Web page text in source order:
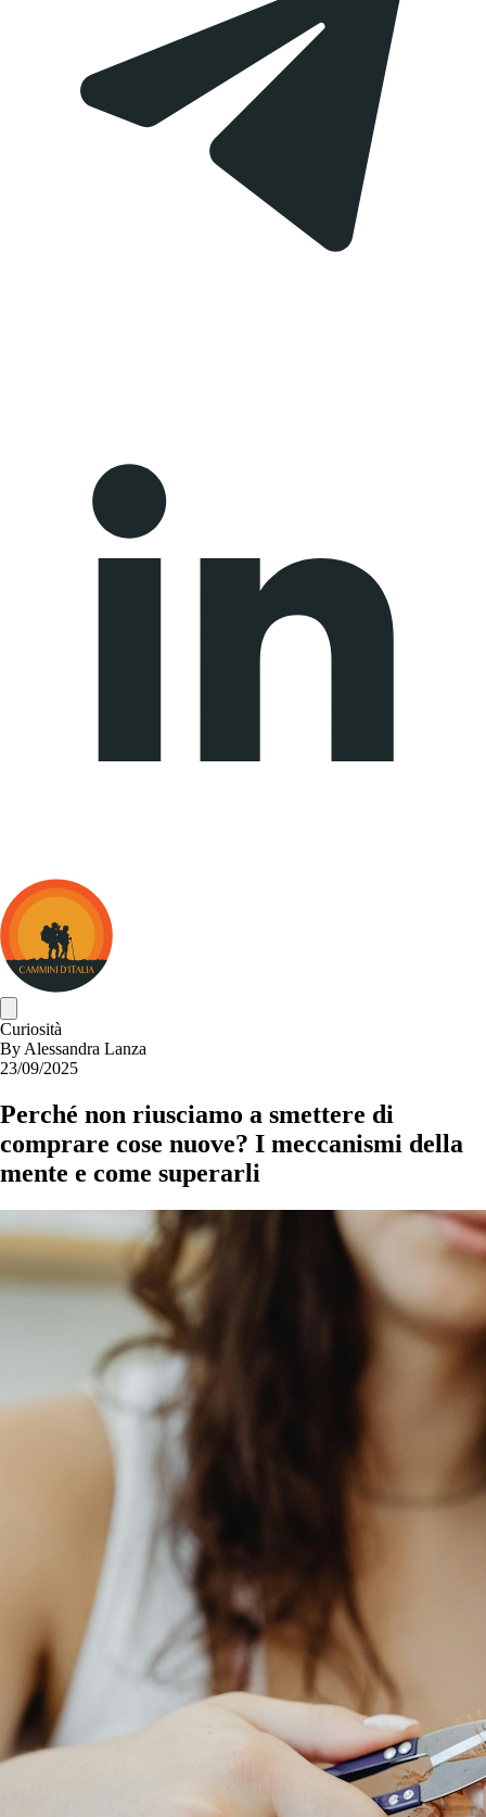
Cammini
d&#039;Italia
Curiosità
By Alessandra Lanza
23/09/2025
Perché non riusciamo a smettere di
comprare cose nuove? I meccanismi della
mente e come superarli